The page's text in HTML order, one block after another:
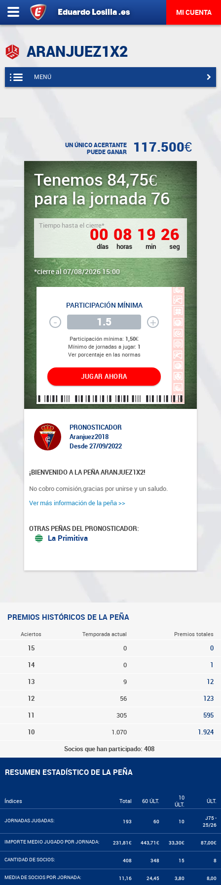
Eduardo Losilla.es MI CUENTA
ARANJUEZ1X2
MENÚ
UN ÚNICO ACERTANTE
PUEDE GANAR
117.500€
Tenemos 84,75€
para la jornada 76
Tiempo hasta el cierre*
00
días
08
horas
19
min
26
seg
*cierre al 07/08/2026 15:00
PARTICIPACIÓN MÍNIMA
- +
Participación mínima: 1,50€
Mínimo de jornadas a jugar: 1
Ver porcentaje en las normas
JUGAR AHORA
PRONOSTICADOR
Aranjuez2018
Desde 27/09/2022
¡BIENVENIDO A LA PEÑA ARANJUEZ1X2!
No cobro comisión,gracias por unirse y un saludo.
Ver más información de la peña >>
OTRAS PEÑAS DEL PRONOSTICADOR:
La Primitiva
PREMIOS HISTÓRICOS DE LA PEÑA
Aciertos Temporada actual Premios totales
15 0 0
14 0 1
13 9 12
12 56 123
11 305 595
10 1.070 1.924
Socios que han participado: 408
RESUMEN ESTADÍSTICO DE LA PEÑA
Índices Total 60 ÚLT.
10
ÚLT.
ÚLT.
JORNADAS JUGADAS: 193 60 10
J75 -
25/26
IMPORTE MEDIO JUGADO POR JORNADA: 231,81€ 443,71€ 33,30€ 87,00€
CANTIDAD DE SOCIOS: 408 348 15 8
MEDIA DE SOCIOS POR JORNADA: 11,16 24,45 3,80 8,00